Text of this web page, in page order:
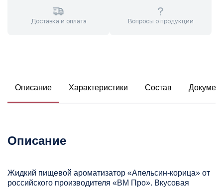
Доставка и оплата Вопросы о продукции
Описание Характеристики Состав
Описание
Жидкий пищевой ароматизатор «Апельсин-корица» от
российского производителя «ВМ Про». Вкусовая